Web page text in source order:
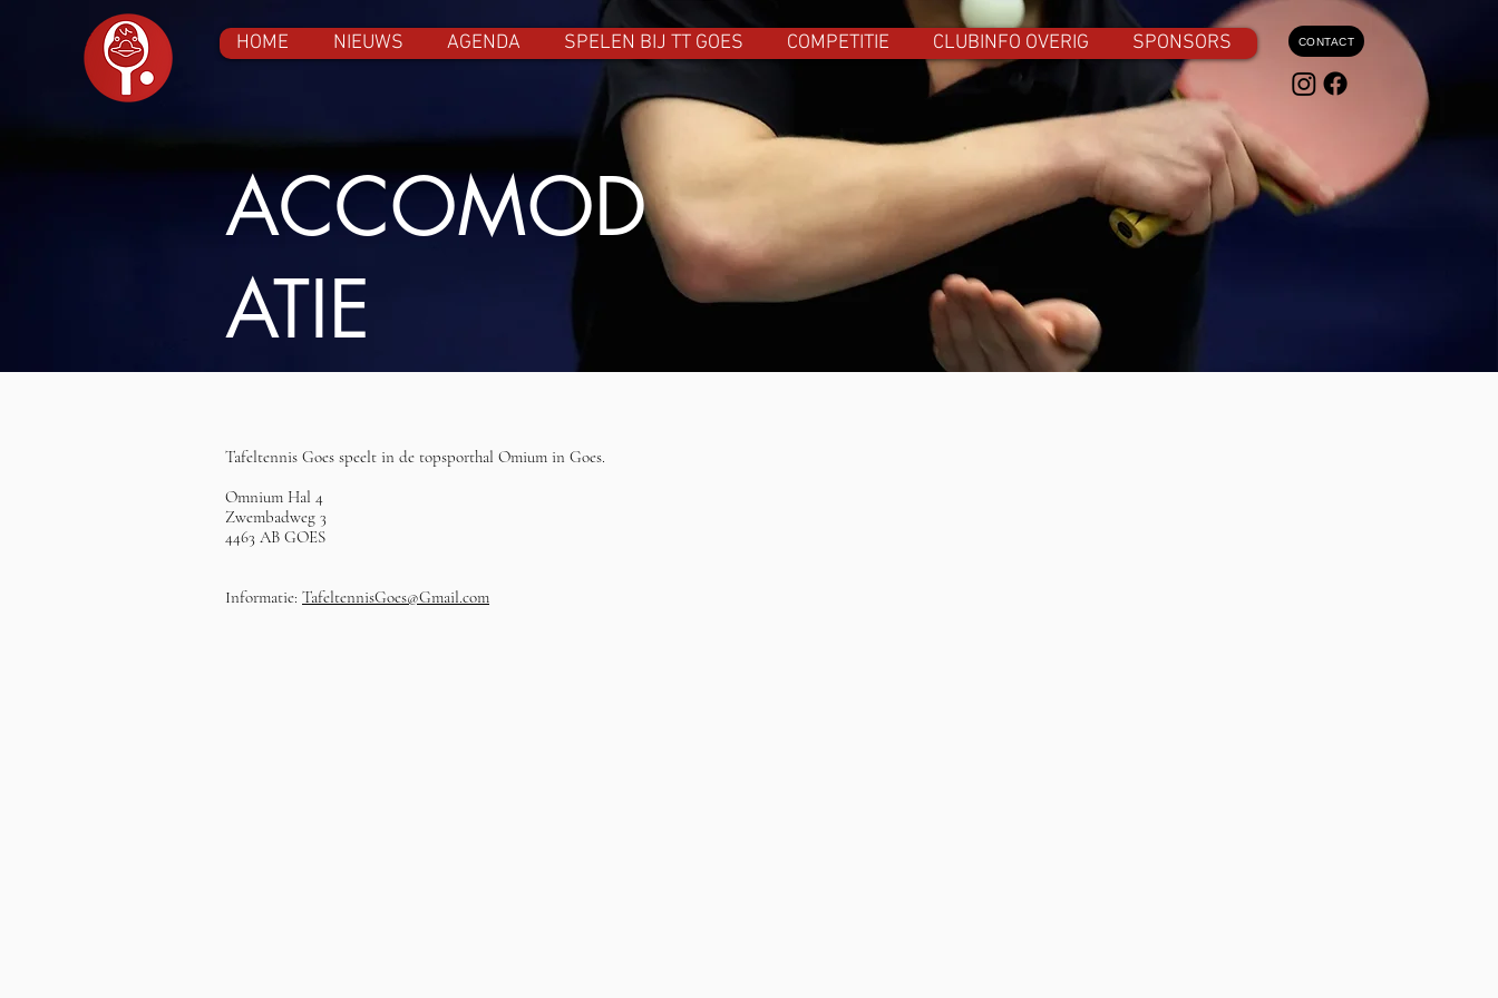
HOME NIEUWS AGENDA SPELEN BIJ TT GOES COMPETITIE CLUBINFO OVERIG SPONSORS CONTACT
ACCOMOD
ATIE
Tafeltennis Goes speelt in de topsporthal Omium in Goes.
Omnium Hal 4
Zwembadweg 3
4463 AB GOES
Informatie: TafeltennisGoes@Gmail.com